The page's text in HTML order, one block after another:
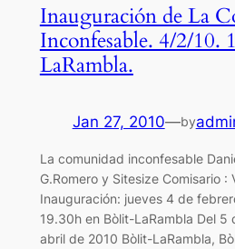
Inauguración de La
Inconfesable. 4/2/10.
LaRambla.
Jan 27, 2010—by
La comunidad inconfesable
G.Romero y Sitesize Comisario :
Inauguración: jueves 4 de
19.30h en Bòlit-LaRambla Del 5
abril de 2010 Bòlit-LaRambla,